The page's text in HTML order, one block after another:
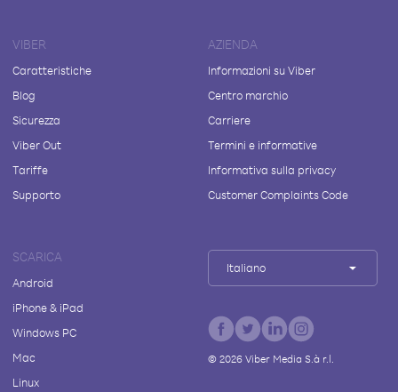
VIBER
Caratteristiche
Blog
Sicurezza
Viber Out
Tariffe
Supporto
AZIENDA
Informazioni su Viber
Centro marchio
Carriere
Termini e informative
Informativa sulla privacy
Customer Complaints Code
SCARICA
Android
iPhone & iPad
Windows PC
Mac
Linux
Italiano
© 2026Viber Media S.à r.l.